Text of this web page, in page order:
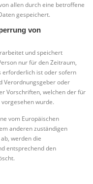
allen durch eine betroffene
gespeichert.
von
und speichert
nur für den Zeitraum,
erforderlich ist oder sofern
Verordnungsgeber oder
Vorschriften, welchen der für
wurde.
vom Europäischen
anderen zuständigen
werden die
entsprechend den